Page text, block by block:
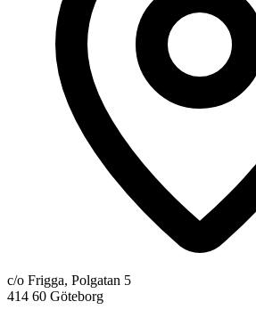
c/o Frigga, Polgatan 5
414 60 Göteborg